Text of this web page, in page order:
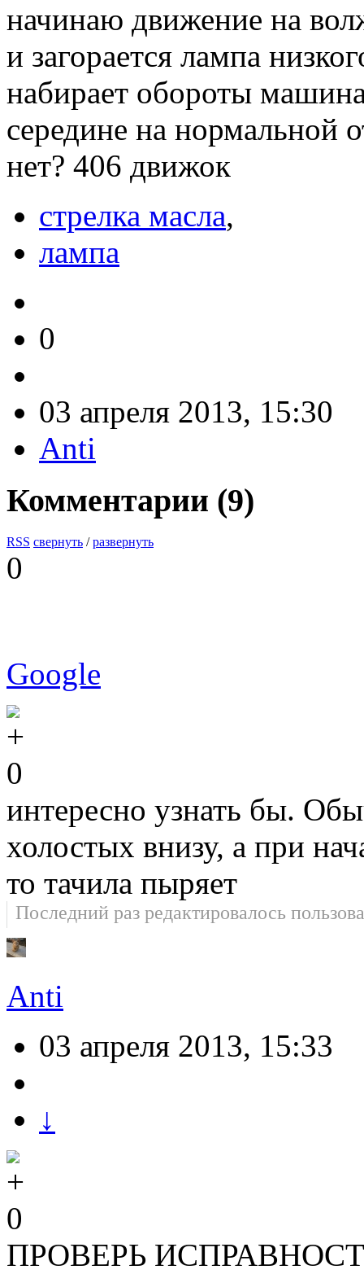
начинаю движение на
и загорается лампа
набирает обороты
середине на нормальной
нет? 406 движок
стрелка масла,
лампа
0
03 апреля 2013, 15:30
Anti
Комментарии (9)
RSS свернуть /развернуть
0
Google
0
интересно узнать бы.
холостых внизу, а при
то тачила пыряет
Последний раз редактировалось
Anti
03 апреля 2013, 15:33
↓
0
ПРОВЕРЬ